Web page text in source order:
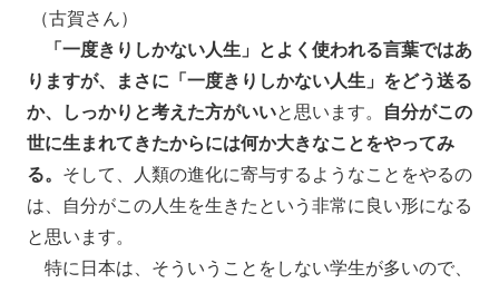
（古賀さん）
「一度きりしかない人生」とよく使われる言葉ではあ
りますが、まさに「一度きりしかない人生」をどう送る
か、しっかりと考えた方がいいと思います。 自分がこの
世に生まれてきたからには何か大きなことをやってみ
る。 そして、人類の進化に寄与するようなことをやるの
は、自分がこの人生を生きたという非常に良い形になる
と思います。
特に日本は、そういうことをしない学生が多いので、